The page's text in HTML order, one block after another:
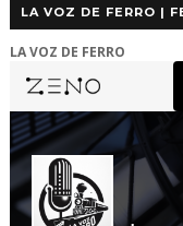
LA VOZ DE FERRO |
LA VOZ DE FERRO